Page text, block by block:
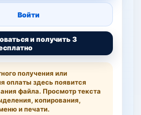
Войти
и получить 3
получения или
оплаты здесь появится
файла. Просмотр текста
копирования,
и печати.